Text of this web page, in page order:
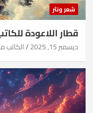
شعر ونثر
قطار اللاعودة
ديسمبر 15, 2025 الكاتب